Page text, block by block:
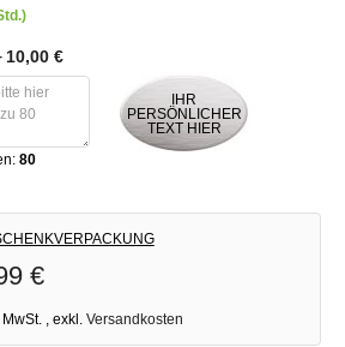
10,00 €
IHR
PERSÖNLICHER
TEXT HIER
80
€
, exkl. Versandkosten